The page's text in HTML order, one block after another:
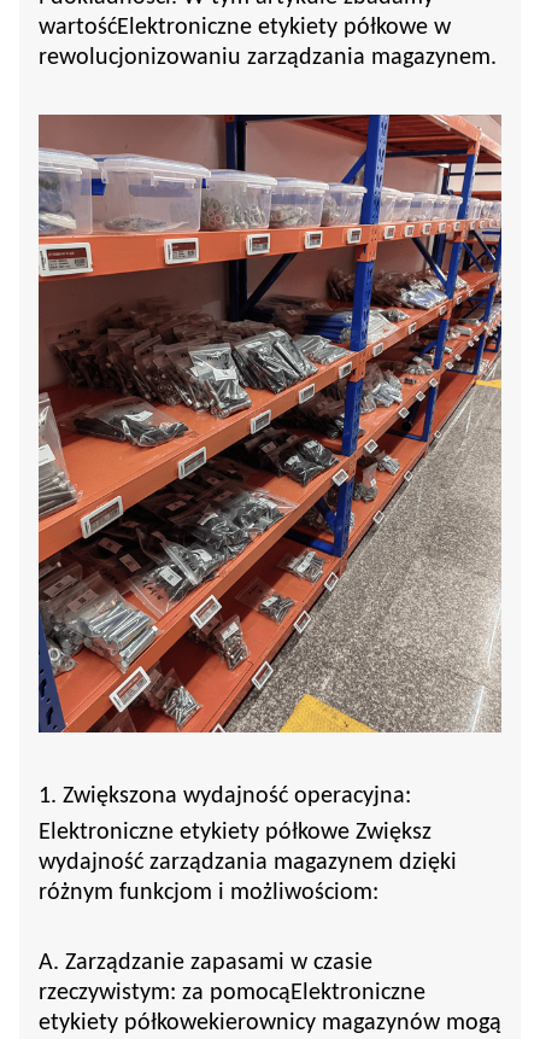
wartośćElektroniczne etykiety półkowe w
rewolucjonizowaniu zarządzania magazynem.
1. Zwiększona wydajność operacyjna:
Elektroniczne etykiety półkowe Zwiększ
wydajność zarządzania magazynem dzięki
różnym funkcjom i możliwościom:
A. Zarządzanie zapasami w czasie
rzeczywistym: za pomocą Elektroniczne
etykiety półkowekierownicy magazynów mogą